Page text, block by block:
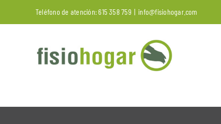
Teléfono de atención:615 358 759 | info@fisiohogar.com